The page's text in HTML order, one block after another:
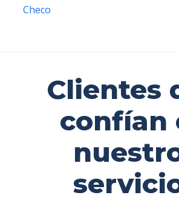
Checo
Clientes
confían